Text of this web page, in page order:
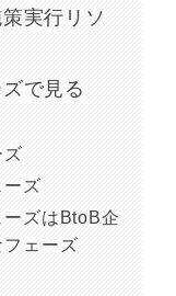
実行リソ
で見る
ズ
ーズ
ズはBtoB企
ェーズ